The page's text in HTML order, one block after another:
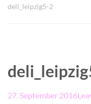
deli_leipzig5-2
27. September 2016